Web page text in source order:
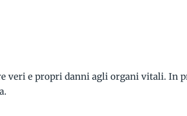
veri e propri danni agli organi vitali. In